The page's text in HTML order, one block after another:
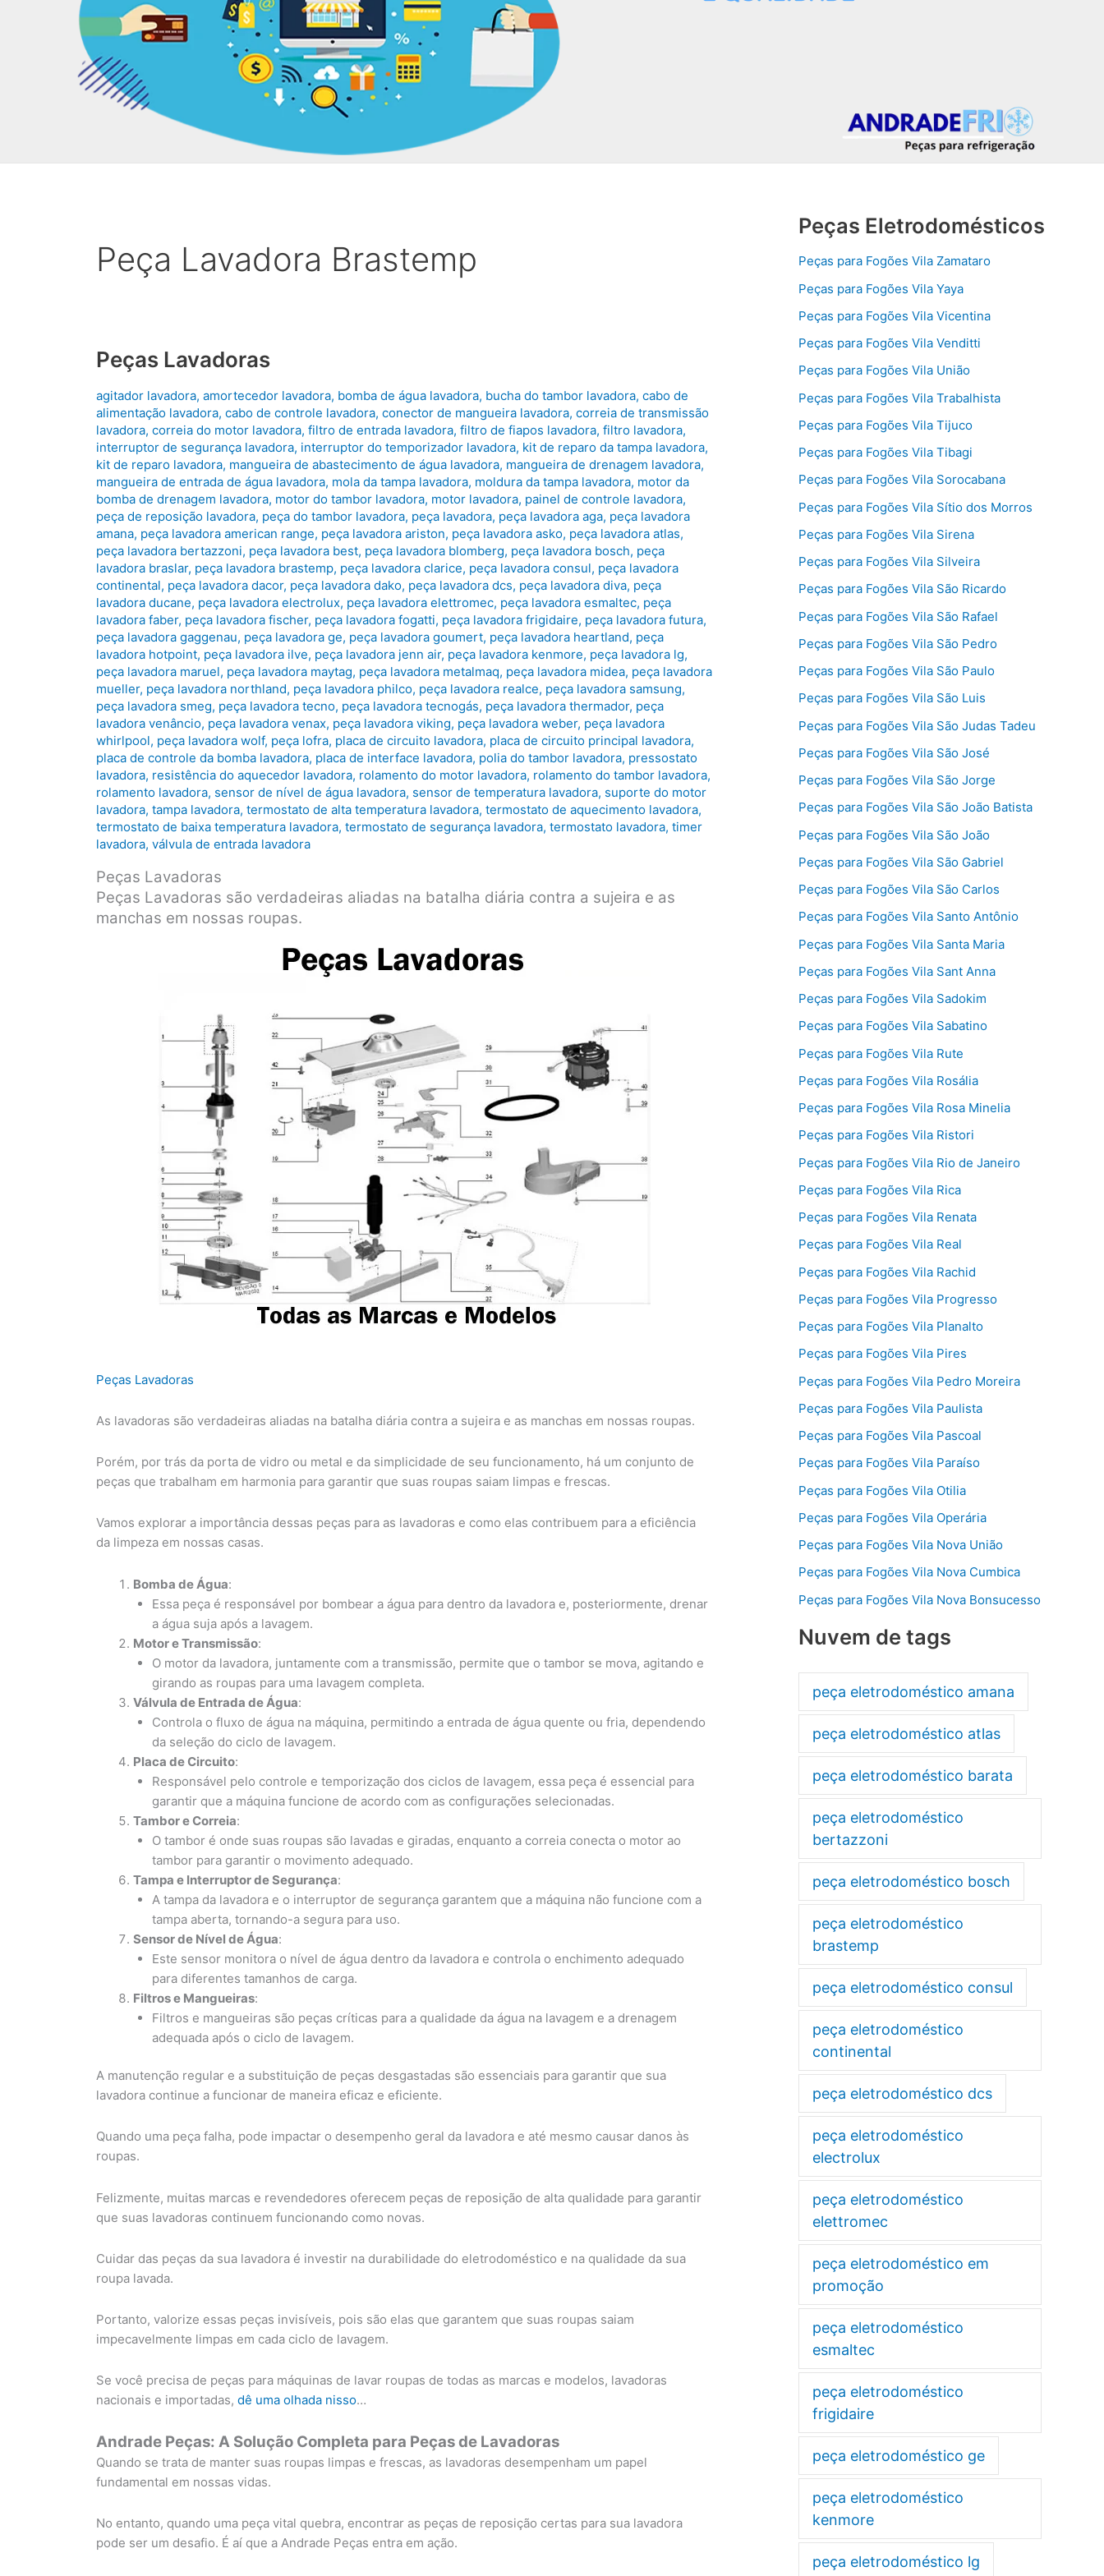
Peça Lavadora Brastemp
Peças Lavadoras
agitador lavadora, amortecedor lavadora, bomba de água lavadora, bucha do tambor lavadora, cabo de
alimentação lavadora, cabo de controle lavadora, conector de mangueira lavadora, correia de transmissão
lavadora, correia do motor lavadora, filtro de entrada lavadora, filtro de fiapos lavadora, filtro lavadora,
interruptor de segurança lavadora, interruptor do temporizador lavadora, kit de reparo da tampa lavadora,
kit de reparo lavadora, mangueira de abastecimento de água lavadora, mangueira de drenagem lavadora,
mangueira de entrada de água lavadora, mola da tampa lavadora, moldura da tampa lavadora, motor da
bomba de drenagem lavadora, motor do tambor lavadora, motor lavadora, painel de controle lavadora,
peça de reposição lavadora, peça do tambor lavadora, peça lavadora, peça lavadora aga, peça lavadora
amana, peça lavadora american range, peça lavadora ariston, peça lavadora asko, peça lavadora atlas,
peça lavadora bertazzoni, peça lavadora best, peça lavadora blomberg, peça lavadora bosch, peça
lavadora braslar, peça lavadora brastemp, peça lavadora clarice, peça lavadora consul, peça lavadora
continental, peça lavadora dacor, peça lavadora dako, peça lavadora dcs, peça lavadora diva, peça
lavadora ducane, peça lavadora electrolux, peça lavadora elettromec, peça lavadora esmaltec, peça
lavadora faber, peça lavadora fischer, peça lavadora fogatti, peça lavadora frigidaire, peça lavadora futura,
peça lavadora gaggenau, peça lavadora ge, peça lavadora goumert, peça lavadora heartland, peça
lavadora hotpoint, peça lavadora ilve, peça lavadora jenn air, peça lavadora kenmore, peça lavadora lg,
peça lavadora maruel, peça lavadora maytag, peça lavadora metalmaq, peça lavadora midea, peça lavadora
mueller, peça lavadora northland, peça lavadora philco, peça lavadora realce, peça lavadora samsung,
peça lavadora smeg, peça lavadora tecno, peça lavadora tecnogás, peça lavadora thermador, peça
lavadora venâncio, peça lavadora venax, peça lavadora viking, peça lavadora weber, peça lavadora
whirlpool, peça lavadora wolf, peça lofra, placa de circuito lavadora, placa de circuito principal lavadora,
placa de controle da bomba lavadora, placa de interface lavadora, polia do tambor lavadora, pressostato
lavadora, resistência do aquecedor lavadora, rolamento do motor lavadora, rolamento do tambor lavadora,
rolamento lavadora, sensor de nível de água lavadora, sensor de temperatura lavadora, suporte do motor
lavadora, tampa lavadora, termostato de alta temperatura lavadora, termostato de aquecimento lavadora,
termostato de baixa temperatura lavadora, termostato de segurança lavadora, termostato lavadora, timer
lavadora, válvula de entrada lavadora
Peças Lavadoras
Peças Lavadoras são verdadeiras aliadas na batalha diária contra a sujeira e as
manchas em nossas roupas.
Peças Lavadoras
As lavadoras são verdadeiras aliadas na batalha diária contra a sujeira e as manchas em nossas roupas.
Porém, por trás da porta de vidro ou metal e da simplicidade de seu funcionamento, há um conjunto de
peças que trabalham em harmonia para garantir que suas roupas saiam limpas e frescas.
Vamos explorar a importância dessas peças para as lavadoras e como elas contribuem para a eficiência
da limpeza em nossas casas.
Bomba de Água:
Essa peça é responsável por bombear a água para dentro da lavadora e, posteriormente, drenar
a água suja após a lavagem.
Motor e Transmissão:
O motor da lavadora, juntamente com a transmissão, permite que o tambor se mova, agitando e
girando as roupas para uma lavagem completa.
Válvula de Entrada de Água:
Controla o fluxo de água na máquina, permitindo a entrada de água quente ou fria, dependendo
da seleção do ciclo de lavagem.
Placa de Circuito:
Responsável pelo controle e temporização dos ciclos de lavagem, essa peça é essencial para
garantir que a máquina funcione de acordo com as configurações selecionadas.
Tambor e Correia:
O tambor é onde suas roupas são lavadas e giradas, enquanto a correia conecta o motor ao
tambor para garantir o movimento adequado.
Tampa e Interruptor de Segurança:
A tampa da lavadora e o interruptor de segurança garantem que a máquina não funcione com a
tampa aberta, tornando-a segura para uso.
Sensor de Nível de Água:
Este sensor monitora o nível de água dentro da lavadora e controla o enchimento adequado
para diferentes tamanhos de carga.
Filtros e Mangueiras:
Filtros e mangueiras são peças críticas para a qualidade da água na lavagem e a drenagem
adequada após o ciclo de lavagem.
A manutenção regular e a substituição de peças desgastadas são essenciais para garantir que sua
lavadora continue a funcionar de maneira eficaz e eficiente.
Quando uma peça falha, pode impactar o desempenho geral da lavadora e até mesmo causar danos às
roupas.
Felizmente, muitas marcas e revendedores oferecem peças de reposição de alta qualidade para garantir
que suas lavadoras continuem funcionando como novas.
Cuidar das peças da sua lavadora é investir na durabilidade do eletrodoméstico e na qualidade da sua
roupa lavada.
Portanto, valorize essas peças invisíveis, pois são elas que garantem que suas roupas saiam
impecavelmente limpas em cada ciclo de lavagem.
Se você precisa de peças para máquinas de lavar roupas de todas as marcas e modelos, lavadoras
nacionais e importadas, dê uma olhada nisso…
Andrade Peças: A Solução Completa para Peças de Lavadoras
Quando se trata de manter suas roupas limpas e frescas, as lavadoras desempenham um papel
fundamental em nossas vidas.
No entanto, quando uma peça vital quebra, encontrar as peças de reposição certas para sua lavadora
pode ser um desafio. É aí que a Andrade Peças entra em ação.
Peças Eletrodomésticos
Peças para Fogões Vila Zamataro
Peças para Fogões Vila Yaya
Peças para Fogões Vila Vicentina
Peças para Fogões Vila Venditti
Peças para Fogões Vila União
Peças para Fogões Vila Trabalhista
Peças para Fogões Vila Tijuco
Peças para Fogões Vila Tibagi
Peças para Fogões Vila Sorocabana
Peças para Fogões Vila Sítio dos Morros
Peças para Fogões Vila Sirena
Peças para Fogões Vila Silveira
Peças para Fogões Vila São Ricardo
Peças para Fogões Vila São Rafael
Peças para Fogões Vila São Pedro
Peças para Fogões Vila São Paulo
Peças para Fogões Vila São Luis
Peças para Fogões Vila São Judas Tadeu
Peças para Fogões Vila São José
Peças para Fogões Vila São Jorge
Peças para Fogões Vila São João Batista
Peças para Fogões Vila São João
Peças para Fogões Vila São Gabriel
Peças para Fogões Vila São Carlos
Peças para Fogões Vila Santo Antônio
Peças para Fogões Vila Santa Maria
Peças para Fogões Vila Sant Anna
Peças para Fogões Vila Sadokim
Peças para Fogões Vila Sabatino
Peças para Fogões Vila Rute
Peças para Fogões Vila Rosália
Peças para Fogões Vila Rosa Minelia
Peças para Fogões Vila Ristori
Peças para Fogões Vila Rio de Janeiro
Peças para Fogões Vila Rica
Peças para Fogões Vila Renata
Peças para Fogões Vila Real
Peças para Fogões Vila Rachid
Peças para Fogões Vila Progresso
Peças para Fogões Vila Planalto
Peças para Fogões Vila Pires
Peças para Fogões Vila Pedro Moreira
Peças para Fogões Vila Paulista
Peças para Fogões Vila Pascoal
Peças para Fogões Vila Paraíso
Peças para Fogões Vila Otilia
Peças para Fogões Vila Operária
Peças para Fogões Vila Nova União
Peças para Fogões Vila Nova Cumbica
Peças para Fogões Vila Nova Bonsucesso
Nuvem de tags
peça eletrodoméstico amana
peça eletrodoméstico atlas
peça eletrodoméstico barata
peça eletrodoméstico
bertazzoni
peça eletrodoméstico bosch
peça eletrodoméstico
brastemp
peça eletrodoméstico consul
peça eletrodoméstico
continental
peça eletrodoméstico dcs
peça eletrodoméstico
electrolux
peça eletrodoméstico
elettromec
peça eletrodoméstico em
promoção
peça eletrodoméstico
esmaltec
peça eletrodoméstico
frigidaire
peça eletrodoméstico ge
peça eletrodoméstico
kenmore
peça eletrodoméstico lg